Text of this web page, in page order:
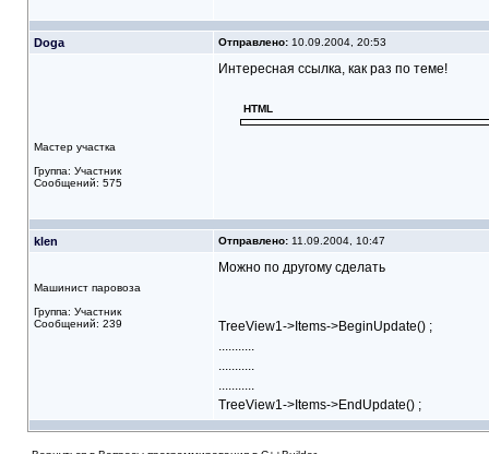
Doga Отправлено:10.09.2004, 20:53
Мастер участка
Группа: Участник
Сообщений: 575
Интересная ссылка, как раз по теме!
HTML
klen Отправлено:11.09.2004, 10:47
Машинист паровоза
Группа: Участник
Сообщений: 239
Можно по другому сделать
TreeView1->Items->BeginUpdate() ;
...........
...........
...........
TreeView1->Items->EndUpdate() ;